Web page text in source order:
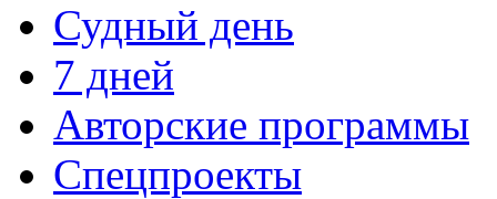
Судный день
7 дней
Авторские программы
Спецпроекты